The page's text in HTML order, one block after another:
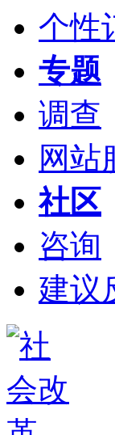
个性
专题
调查
网站
社区
咨询
建议